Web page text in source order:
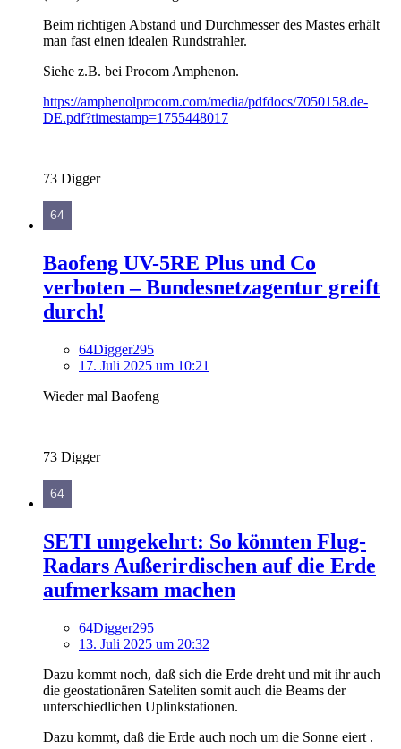
Beim richtigen Abstand und Durchmesser des Mastes erhält
man fast einen idealen Rundstrahler.
Siehe z.B. bei Procom Amphenon.
https://amphenolprocom.com/media/pdfdocs/7050158.de-
DE.pdf?timestamp=1755448017
73 Digger
Baofeng UV-5RE Plus und Co
verboten – Bundesnetzagentur greift
durch!
64Digger295
17. Juli 2025 um 10:21
Wieder mal Baofeng
73 Digger
SETI umgekehrt: So könnten Flug-
Radars Außerirdischen auf die Erde
aufmerksam machen
64Digger295
13. Juli 2025 um 20:32
Dazu kommt noch, daß sich die Erde dreht und mit ihr auch
die geostationären Sateliten somit auch die Beams der
unterschiedlichen Uplinkstationen.
Dazu kommt, daß die Erde auch noch um die Sonne eiert .